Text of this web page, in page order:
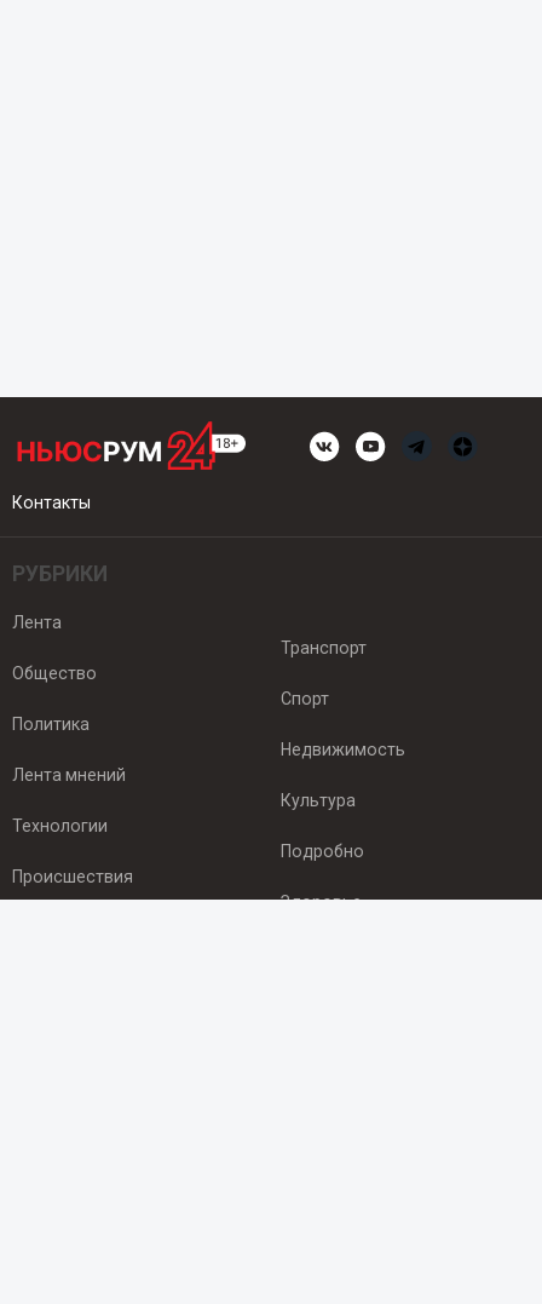
Контакты
РУБРИКИ
Лента
Общество
Политика
Лента мнений
Технологии
Происшествия
Транспорт
Спорт
Недвижимость
Культура
Подробно
Здоровье